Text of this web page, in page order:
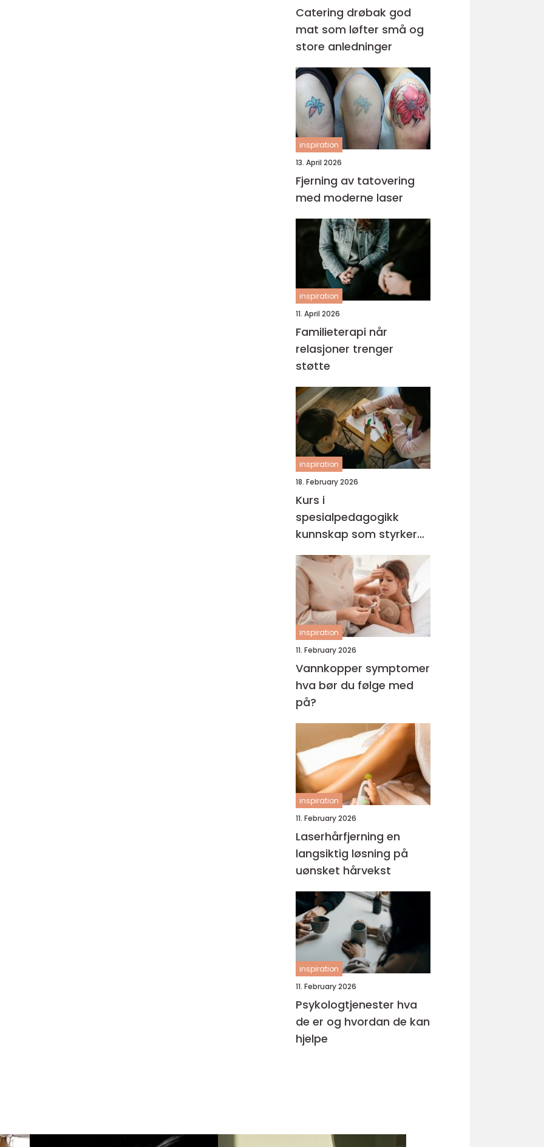
Catering drøbak god
mat som løfter små og
store anledninger
inspiration
13. April 2026
Fjerning av tatovering
med moderne laser
inspiration
11. April 2026
Familieterapi når
relasjoner trenger
støtte
inspiration
18. February 2026
Kurs i
spesialpedagogikk
kunnskap som styrker
hverdagen med barn og
unge
inspiration
11. February 2026
Vannkopper symptomer
hva bør du følge med
på?
inspiration
11. February 2026
Laserhårfjerning en
langsiktig løsning på
uønsket hårvekst
inspiration
11. February 2026
Psykologtjenester hva
de er og hvordan de kan
hjelpe